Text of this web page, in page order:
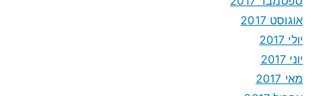
אוגוסט 2017
יולי 2017
יוני 2017
מאי 2017